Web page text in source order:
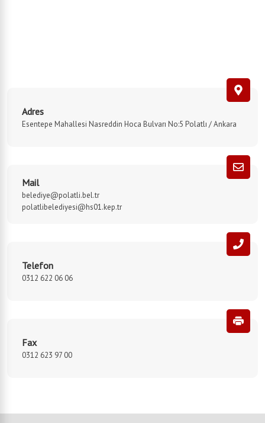
Adres
Esentepe Mahallesi Nasreddin Hoca Bulvarı No:5 Polatlı / Ankara
Mail
belediye@polatli.bel.tr
polatlibelediyesi@hs01.kep.tr
Telefon
0312 622 06 06
Fax
0312 623 97 00